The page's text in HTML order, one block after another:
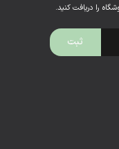
را دریافت کنید.